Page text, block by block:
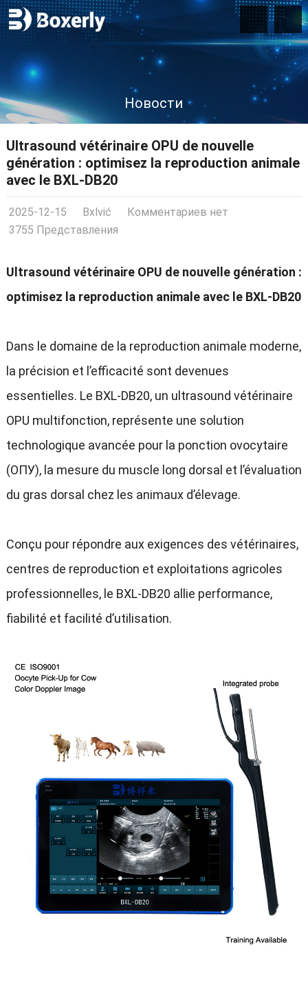
Новости
Ultrasound vétérinaire OPU de nouvelle
génération : optimisez la reproduction animale
avec le BXL-DB20
2025-12-15 Bxlvić
Комментариев нет
3755 Представления
Ultrasound vétérinaire OPU de nouvelle génération :
optimisez la reproduction animale avec le BXL-DB20
Dans le domaine de la reproduction animale moderne,
la précision et l’efficacité sont devenues
essentielles. Le BXL-DB20, un ultrasound vétérinaire
OPU multifonction, représente une solution
technologique avancée pour la ponction ovocytaire
(ОПУ), la mesure du muscle long dorsal et l’évaluation
du gras dorsal chez les animaux d’élevage.
Conçu pour répondre aux exigences des vétérinaires,
centres de reproduction et exploitations agricoles
professionnelles, le BXL-DB20 allie performance,
fiabilité et facilité d’utilisation.